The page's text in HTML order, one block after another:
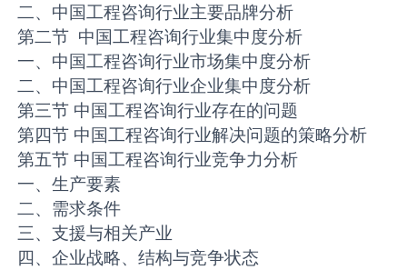
二、中国工程咨询行业主要品牌分析
第二节 中国工程咨询行业集中度分析
一、中国工程咨询行业市场集中度分析
二、中国工程咨询行业企业集中度分析
第三节 中国工程咨询行业存在的问题
第四节 中国工程咨询行业解决问题的策略分析
第五节 中国工程咨询行业竞争力分析
一、生产要素
二、需求条件
三、支援与相关产业
四、企业战略、结构与竞争状态